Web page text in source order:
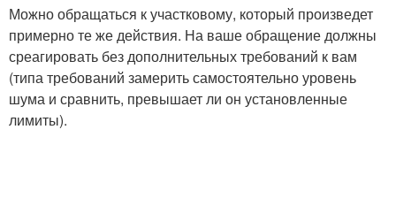
Можно обращаться к участковому, который произведет
примерно те же действия. На ваше обращение должны
среагировать без дополнительных требований к вам
(типа требований замерить самостоятельно уровень
шума и сравнить, превышает ли он установленные
лимиты).